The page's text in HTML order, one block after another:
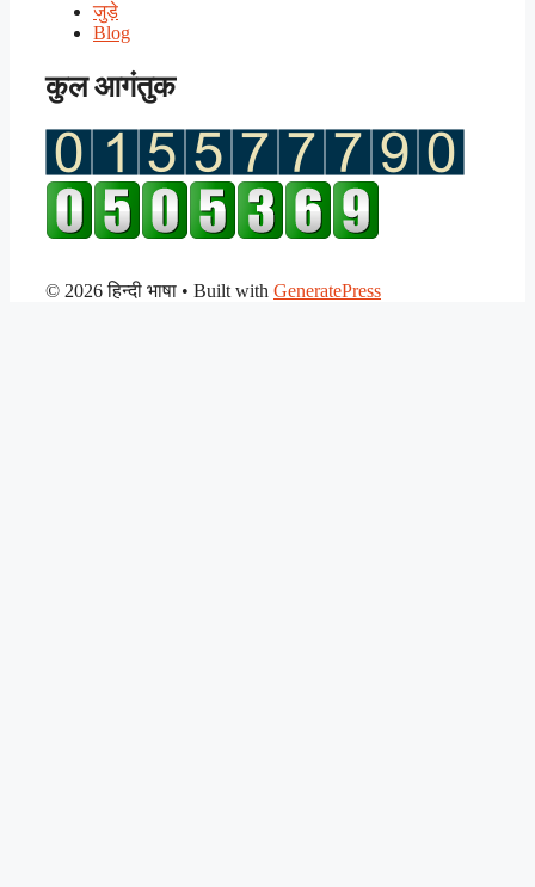
जुड़े
Blog
कुल आगंतुक
© 2026 हिन्दी भाषा • Built with GeneratePress